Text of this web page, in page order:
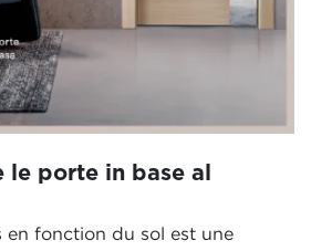
le porte in base al
en fonction du sol est une